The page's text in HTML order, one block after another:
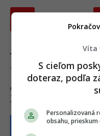
P
o
t
P
g
i
n
TAGY:
ALKOHOL
TRÁVA
Víta
S cieľom
doteraz, podľa
Personalizovaná
obsahu, prieskum